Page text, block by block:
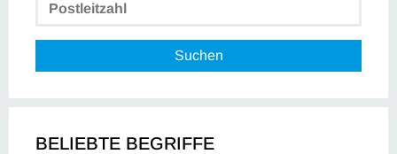
Suchen
BELIEBTE BEGRIFFE